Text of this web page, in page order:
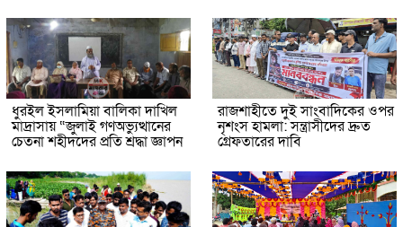
ধুরইল ইসলামিয়া বালিকা দাখিল
মাদ্রাসায় “জুলাই গণঅভ্যুত্থানের
চেতনা শহীদদের প্রতি শ্রদ্ধা জ্ঞাপন
রাজশাহীতে দুই সাংবাদিকের ওপর
নৃশংস হামলা: সন্ত্রাসীদের দ্রুত
গ্রেফতারের দাবি